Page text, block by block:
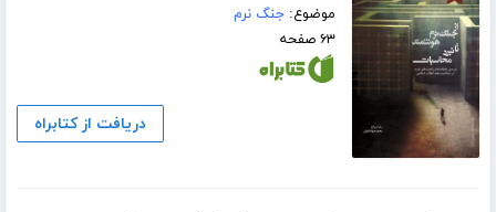
موضوع:جنگ نرم
۶۳ صفحه
دریافت از کتابراه